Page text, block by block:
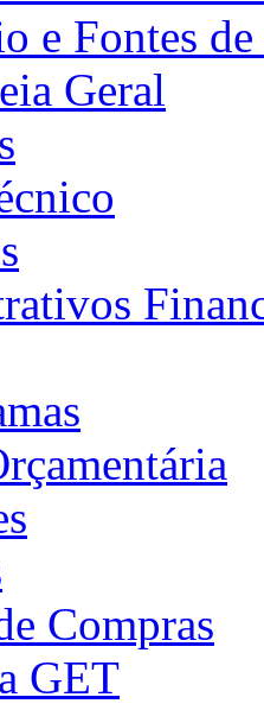
e Fontes de
Geral
Compras
GET